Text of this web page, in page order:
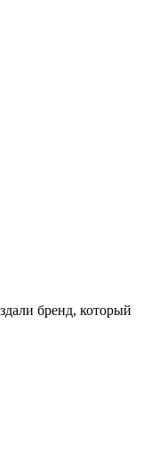
бренд, который